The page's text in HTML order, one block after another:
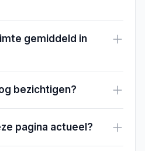
gemiddeld in
bezichtigen?
pagina actueel?